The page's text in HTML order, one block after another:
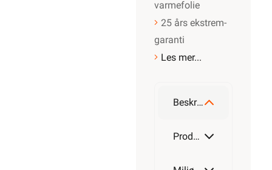
varmefolie
25 års ekstrem-
garanti
Les mer...
Beskrivelse
Produktdetaljer